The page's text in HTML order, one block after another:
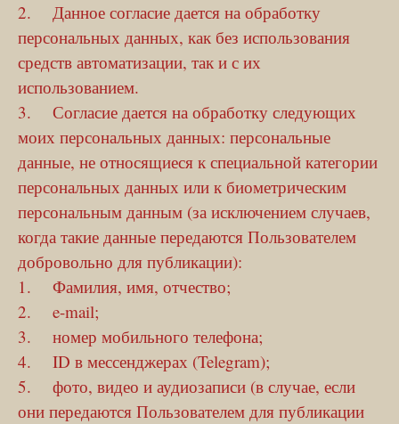
2. Данное согласие дается на обработку
персональных данных, как без использования
средств автоматизации, так и с их
использованием.
3. Согласие дается на обработку следующих
моих персональных данных: персональные
данные, не относящиеся к специальной категории
персональных данных или к биометрическим
персональным данным (за исключением случаев,
когда такие данные передаются Пользователем
добровольно для публикации):
1. Фамилия, имя, отчество;
2. e-mail;
3. номер мобильного телефона;
4. ID в мессенджерах (Telegram);
5. фото, видео и аудиозаписи (в случае, если
они передаются Пользователем для публикации